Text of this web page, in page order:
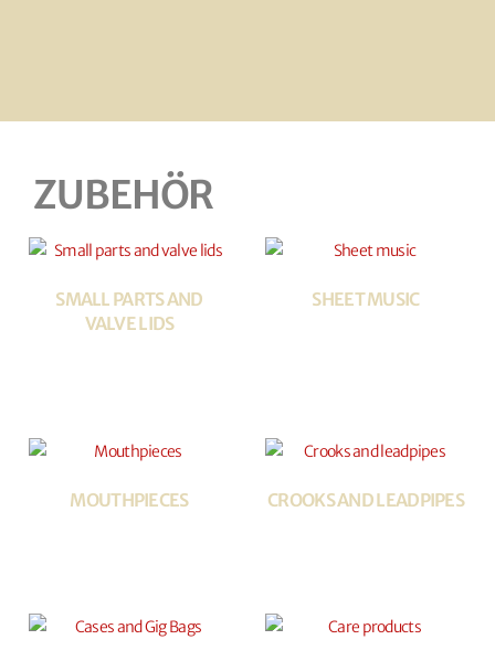
ZUBEHÖR
SMALL PARTS AND
VALVE LIDS
SHEET MUSIC
MOUTHPIECES CROOKS AND LEADPIPES